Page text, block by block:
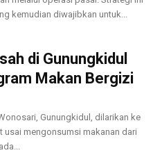
kemudian diwajibkan untuk...
di Gunungkidul
Makan Bergizi
Gunungkidul, dilarikan ke
usai mengonsumsi makanan dari